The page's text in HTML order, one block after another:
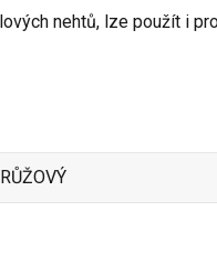
nehtů, lze použít i
RŮŽOVÝ